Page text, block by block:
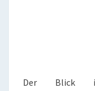
Der Blick